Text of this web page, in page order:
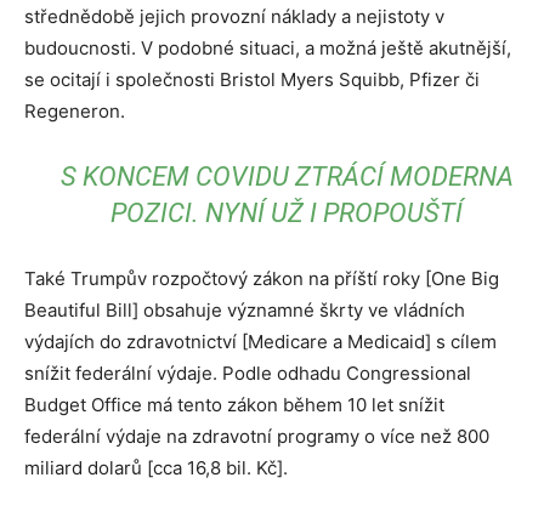
střednědobě jejich provozní náklady a nejistoty v
budoucnosti. V podobné situaci, a možná ještě akutnější,
se ocitají i společnosti Bristol Myers Squibb, Pfizer či
Regeneron.
S KONCEM COVIDU ZTRÁCÍ MODERNA
POZICI. NYNÍ UŽ I PROPOUŠTÍ
Také Trumpův rozpočtový zákon na příští roky [One Big
Beautiful Bill] obsahuje významné škrty ve vládních
výdajích do zdravotnictví [Medicare a Medicaid] s cílem
snížit federální výdaje. Podle odhadu Congressional
Budget Office má tento zákon během 10 let snížit
federální výdaje na zdravotní programy o více než 800
miliard dolarů [cca 16,8 bil. Kč].